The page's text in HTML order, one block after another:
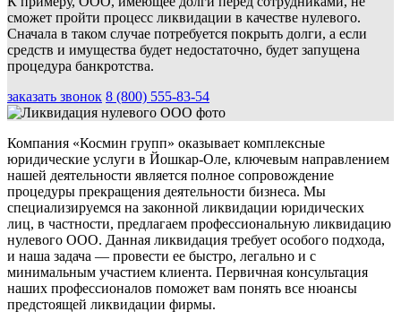
сможет пройти процесс ликвидации в качестве нулевого.
Сначала в таком случае потребуется покрыть долги, а если
средств и имущества будет недостаточно, будет запущена
процедура банкротства.
заказать звонок 8 (800) 555-83-54
Компания «Космин групп» оказывает комплексные
юридические услуги в Йошкар-Оле, ключевым направлением
нашей деятельности является полное сопровождение
процедуры прекращения деятельности бизнеса. Мы
специализируемся на законной ликвидации юридических
лиц, в частности, предлагаем профессиональную ликвидацию
нулевого ООО. Данная ликвидация требует особого подхода,
и наша задача — провести ее быстро, легально и с
минимальным участием клиента. Первичная консультация
наших профессионалов поможет вам понять все нюансы
предстоящей ликвидации фирмы.